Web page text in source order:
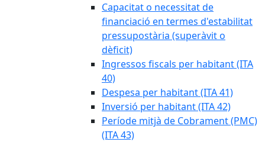
Capacitat o necessitat de
financiació en termes d'estabilitat
pressupostària (superàvit o
dèficit)
Ingressos fiscals per habitant (ITA
40)
Despesa per habitant (ITA 41)
Inversió per habitant (ITA 42)
Període mitjà de Cobrament (PMC)
(ITA 43)